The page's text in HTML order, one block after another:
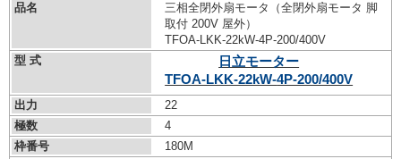
品名
三相全閉外扇モータ（全閉外扇モータ 脚
取付 200V 屋外）
TFOA-LKK-22kW-4P-200/400V
型 式
日立モーター
TFOA-LKK-22kW-4P-200/400V
出力
22
極数
4
枠番号
180M